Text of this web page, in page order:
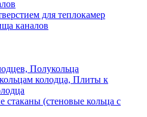
для теплокамер
каналов
Полукольца
колодца, Плиты к
стаканы (стеновые кольца с